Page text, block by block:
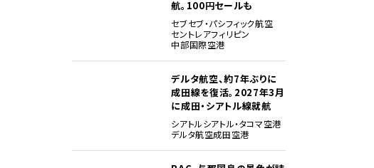
航。100円セールも
セブセブ・パシフィック航空
セントレアフィリピン
中部国際空港
デルタ航空、約7年ぶりに
成田線を復活。2027年3月
に成田・シアトル線就航
シアトルシアトル・タコマ空港
デルタ航空成田空港